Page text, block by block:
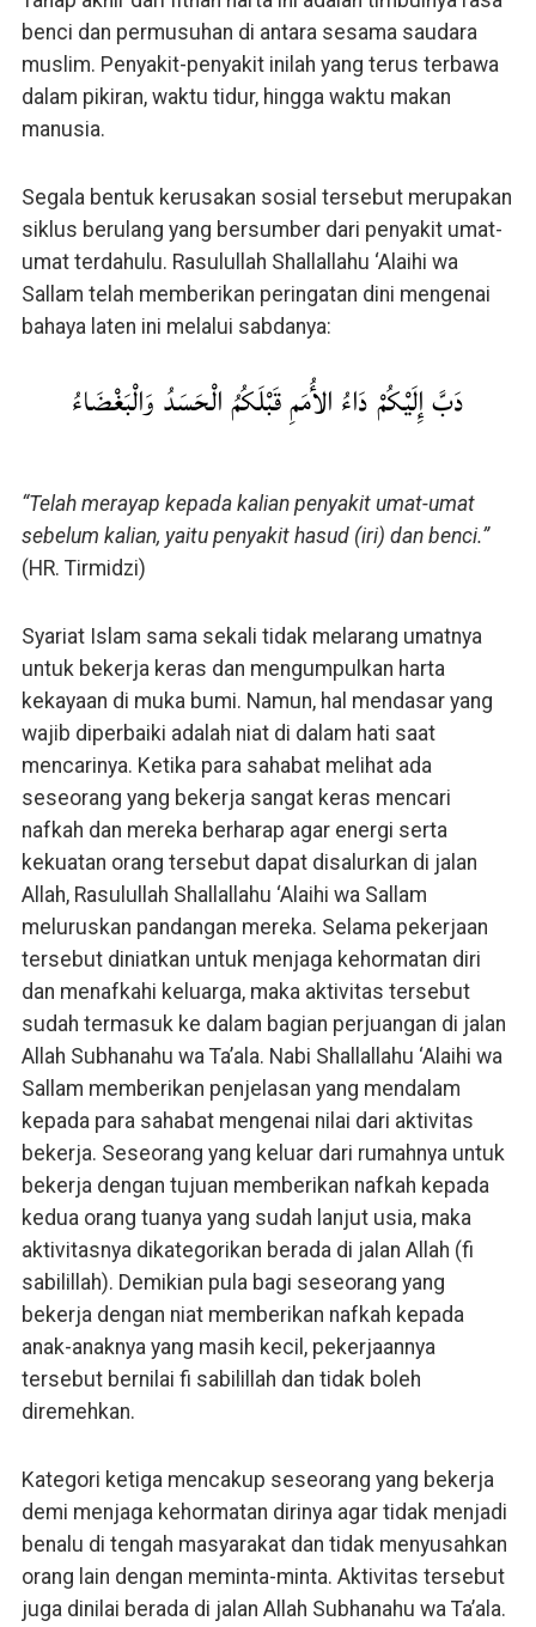
benci dan permusuhan di antara sesama saudara
muslim. Penyakit-penyakit inilah yang terus terbawa
dalam pikiran, waktu tidur, hingga waktu makan
manusia.
Segala bentuk kerusakan sosial tersebut merupakan
siklus berulang yang bersumber dari penyakit umat-
umat terdahulu. Rasulullah Shallallahu ‘Alaihi wa
Sallam telah memberikan peringatan dini mengenai
bahaya laten ini melalui sabdanya:
دَبَّ إِلَيْكُمْ دَاءُ الأُمَمِ قَبْلَكُمُ الْحَسَدُ وَالْبَغْضَاءُ
“Telah merayap kepada kalian penyakit umat-umat
sebelum kalian, yaitu penyakit hasud (iri) dan benci.”
(HR. Tirmidzi)
Syariat Islam sama sekali tidak melarang umatnya
untuk bekerja keras dan mengumpulkan harta
kekayaan di muka bumi. Namun, hal mendasar yang
wajib diperbaiki adalah niat di dalam hati saat
mencarinya. Ketika para sahabat melihat ada
seseorang yang bekerja sangat keras mencari
nafkah dan mereka berharap agar energi serta
kekuatan orang tersebut dapat disalurkan di jalan
Allah, Rasulullah Shallallahu ‘Alaihi wa Sallam
meluruskan pandangan mereka. Selama pekerjaan
tersebut diniatkan untuk menjaga kehormatan diri
dan menafkahi keluarga, maka aktivitas tersebut
sudah termasuk ke dalam bagian perjuangan di jalan
Allah Subhanahu wa Ta’ala. Nabi Shallallahu ‘Alaihi wa
Sallam memberikan penjelasan yang mendalam
kepada para sahabat mengenai nilai dari aktivitas
bekerja. Seseorang yang keluar dari rumahnya untuk
bekerja dengan tujuan memberikan nafkah kepada
kedua orang tuanya yang sudah lanjut usia, maka
aktivitasnya dikategorikan berada di jalan Allah (fi
sabilillah). Demikian pula bagi seseorang yang
bekerja dengan niat memberikan nafkah kepada
anak-anaknya yang masih kecil, pekerjaannya
tersebut bernilai fi sabilillah dan tidak boleh
diremehkan.
Kategori ketiga mencakup seseorang yang bekerja
demi menjaga kehormatan dirinya agar tidak menjadi
benalu di tengah masyarakat dan tidak menyusahkan
orang lain dengan meminta-minta. Aktivitas tersebut
juga dinilai berada di jalan Allah Subhanahu wa Ta’ala.